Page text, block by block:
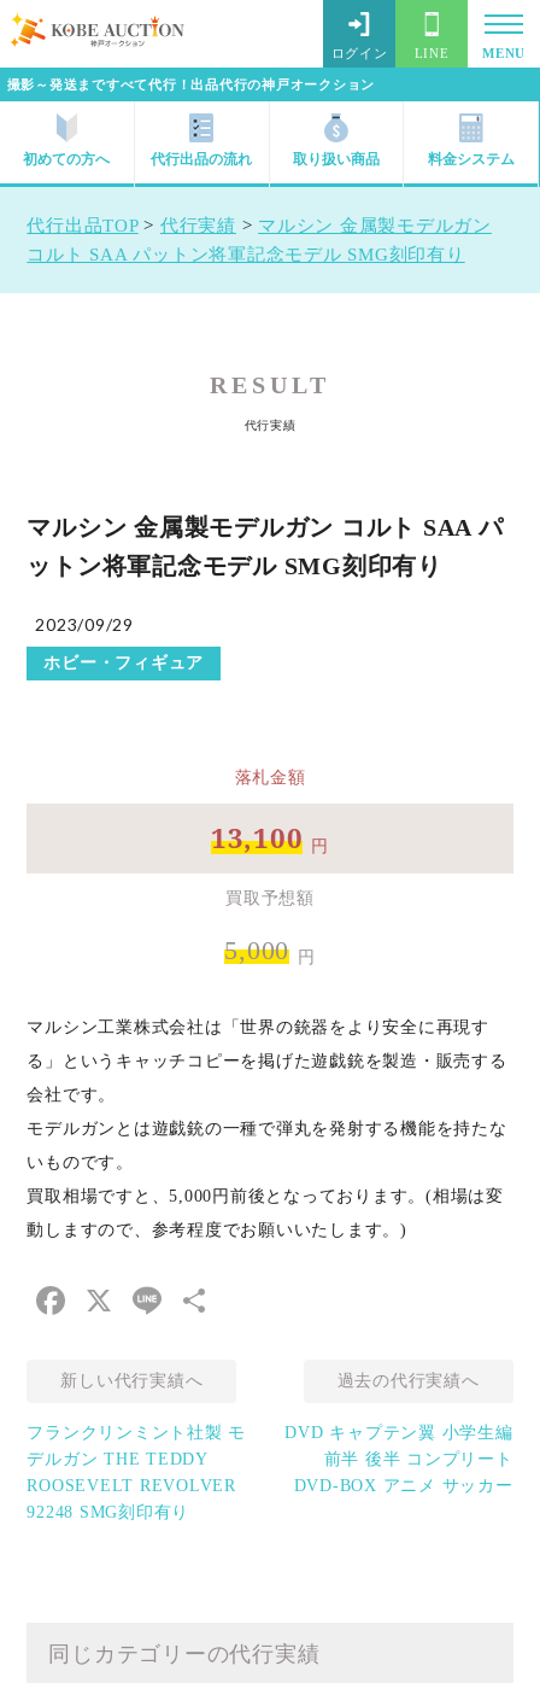
撮影～発送まですべて代行！出品代行の神戸オークション
ログイン LINE MENU
初めての方へ 代行出品の流れ 取り扱い商品 料金システム
代行出品TOP> 代行実績 > マルシン 金属製モデルガン
コルト SAA パットン将軍記念モデル SMG刻印有り
RESULT
代行実績
マルシン 金属製モデルガン コルト SAA パ
ットン将軍記念モデル SMG刻印有り
2023/09/29
ホビー・フィギュア
落札金額
13,100 円
買取予想額
5,000 円
マルシン工業株式会社は「世界の銃器をより安全に再現す
る」というキャッチコピーを掲げた遊戯銃を製造・販売する
会社です。
モデルガンとは遊戯銃の一種で弾丸を発射する機能を持たな
いものです。
買取相場ですと、5,000円前後となっております。(相場は変
動しますので、参考程度でお願いいたします。)
Facebook
X Line
新しい代行実績へ
フランクリンミント社製 モ
デルガン THE TEDDY
ROOSEVELT REVOLVER
92248 SMG刻印有り
過去の代行実績へ
DVD キャプテン翼 小学生編
前半 後半 コンプリート
DVD-BOX アニメ サッカー
同じカテゴリーの代行実績